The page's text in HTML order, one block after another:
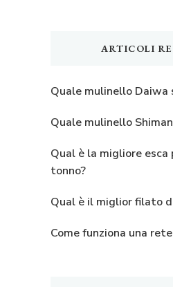
ARTICOLI
Quale mulinello Daiwa
Quale mulinello
Qual è la migliore esca
tonno?
Qual è il miglior filato
Come funziona una